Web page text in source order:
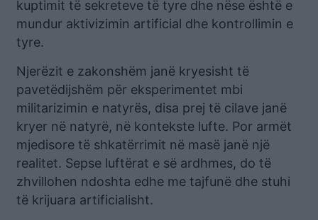
kuptimit të sekreteve të tyre dhe nëse është e
mundur aktivizimin artificial dhe kontrollimin e
tyre.
Njerëzit e zakonshëm janë kryesisht të
pavetëdijshëm për eksperimentet mbi
militarizimin e natyrës, disa prej të cilave janë
kryer në natyrë, në kontekste lufte. Por armët
mjedisore të shkatërrimit në masë janë një
realitet. Sepse luftërat e së ardhmes, do të
zhvillohen ndoshta edhe me tajfunë dhe stuhi
të krijuara artificialisht.